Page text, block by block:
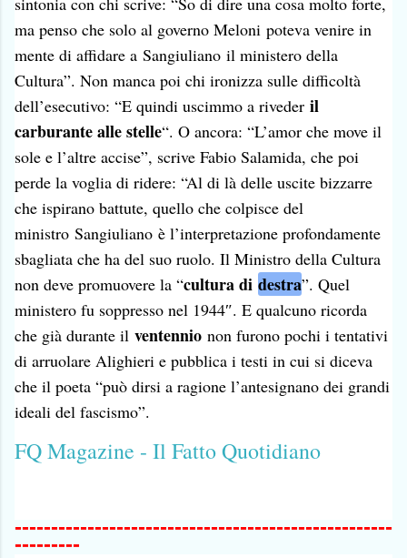
ma penso che solo al governo Meloni poteva venire in
mente di affidare a Sangiuliano il ministero della
Cultura”. Non manca poi chi ironizza sulle difficoltà
dell’esecutivo: “E quindi uscimmo a riveder il
carburante alle stelle“. O ancora: “L’amor che move il
sole e l’altre accise”, scrive Fabio Salamida, che poi
perde la voglia di ridere: “Al di là delle uscite bizzarre
che ispirano battute, quello che colpisce del
ministro Sangiuliano è l’interpretazione profondamente
sbagliata che ha del suo ruolo. Il Ministro della Cultura
non deve promuovere la “cultura di destra”. Quel
ministero fu soppresso nel 1944″. E qualcuno ricorda
che già durante il ventennio non furono pochi i tentativi
di arruolare Alighieri e pubblica i testi in cui si diceva
che il poeta “può dirsi a ragione l’antesignano dei grandi
ideali del fascismo”.
FQ Magazine - Il Fatto Quotidiano
----------------------------------------------------
---------